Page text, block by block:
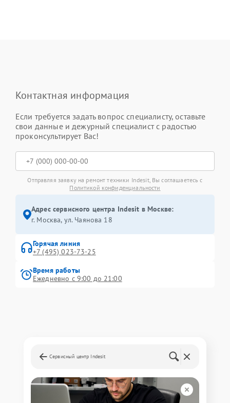
Контактная информация
Если требуется задать вопрос специалисту, оставьте
свои данные и дежурный специалист с радостью
проконсультирует Вас!
Отправляя заявку на ремонт техники Indesit, Вы соглашаетесь с
Политикой конфиденциальности
Адрес сервисного центра Indesit в Москве:
г. Москва, ул. Чаянова 18
Горячая линия
+7 (495) 023-73-25
Время работы
Ежедневно с 9:00 до 21:00
Сервисный центр Indesit